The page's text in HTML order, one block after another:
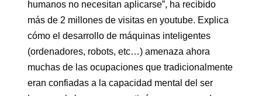
humanos no necesitan aplicarse”, ha recibido
más de 2 millones de visitas en youtube. Explica
cómo el desarrollo de máquinas inteligentes
(ordenadores, robots, etc…) amenaza ahora
muchas de las ocupaciones que tradicionalmente
eran confiadas a la capacidad mental del ser